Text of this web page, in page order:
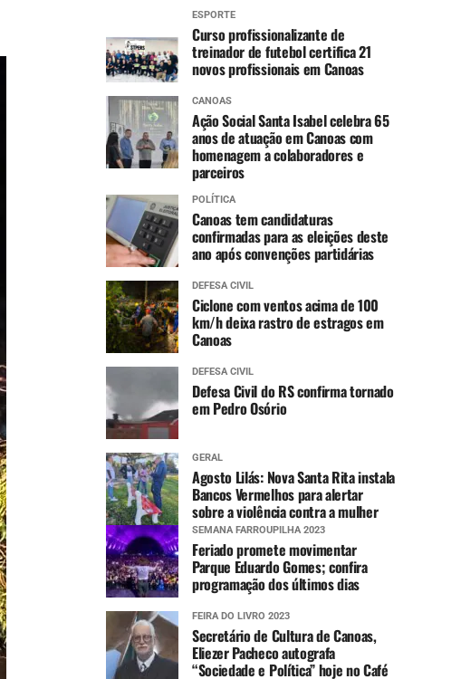
ESPORTE
Curso profissionalizante de
treinador de futebol certifica 21
novos profissionais em Canoas
CANOAS
Ação Social Santa Isabel celebra 65
anos de atuação em Canoas com
homenagem a colaboradores e
parceiros
POLÍTICA
Canoas tem candidaturas
confirmadas para as eleições deste
ano após convenções partidárias
DEFESA CIVIL
Ciclone com ventos acima de 100
km/h deixa rastro de estragos em
Canoas
DEFESA CIVIL
Defesa Civil do RS confirma tornado
em Pedro Osório
GERAL
Agosto Lilás: Nova Santa Rita instala
Bancos Vermelhos para alertar
sobre a violência contra a mulher
SEMANA FARROUPILHA 2023
Feriado promete movimentar
Parque Eduardo Gomes; confira
programação dos últimos dias
FEIRA DO LIVRO 2023
Secretário de Cultura de Canoas,
Eliezer Pacheco autografa
“Sociedade e Política” hoje no Café